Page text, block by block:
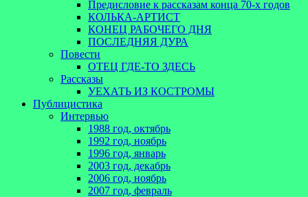
Предисловие к рассказам конца 70-х годов
КОЛЬКА-АРТИСТ
КОНЕЦ РАБОЧЕГО ДНЯ
ПОСЛЕДНЯЯ ДУРА
Повести
ОТЕЦ ГДЕ-ТО ЗДЕСЬ
Рассказы
УЕХАТЬ ИЗ КОСТРОМЫ
Публицистика
Интервью
1988 год, октябрь
1992 год, ноябрь
1996 год, январь
2003 год, декабрь
2006 год, ноябрь
2007 год, февраль